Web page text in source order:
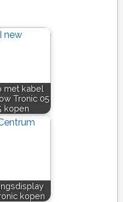
met kabel
Tronic 05
kopen
kopen